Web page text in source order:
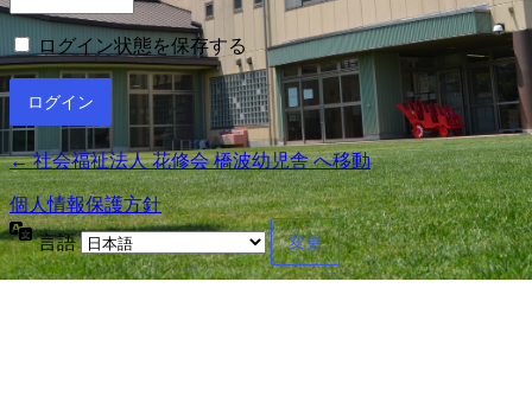
ログイン状態を保存する
← 社会福祉法人 花修会 橋波幼児舎 へ移動
個人情報保護方針
言語